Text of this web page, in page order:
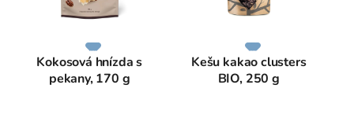
Kokosová hnízda s
pekany, 170 g
Kešu kakao clusters
BIO, 250 g